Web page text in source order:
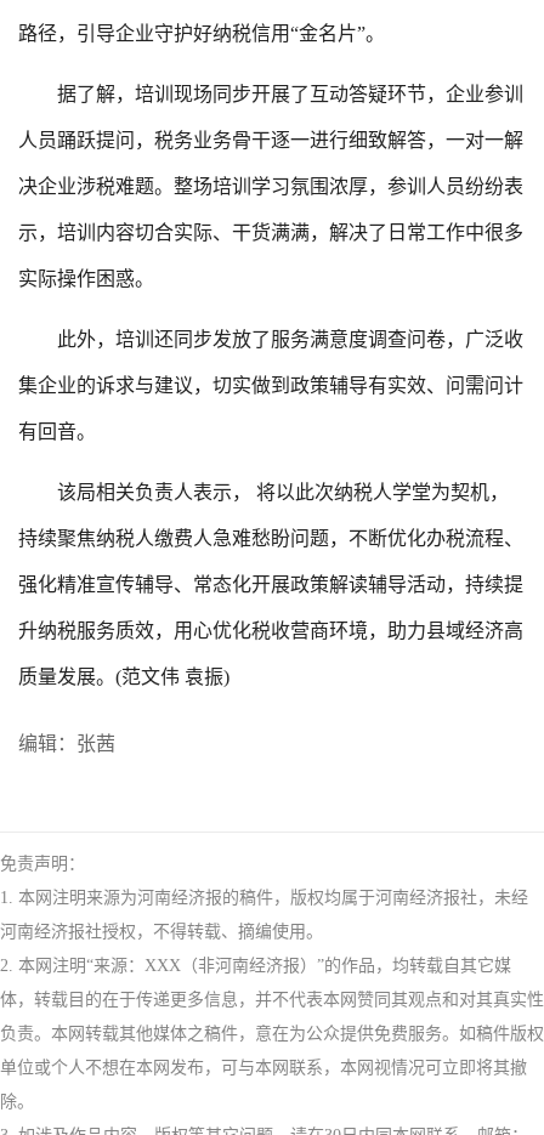
路径，引导企业守护好纳税信用“金名片”。
据了解，培训现场同步开展了互动答疑环节，企业参训
人员踊跃提问，税务业务骨干逐一进行细致解答，一对一解
决企业涉税难题。整场培训学习氛围浓厚，参训人员纷纷表
示，培训内容切合实际、干货满满，解决了日常工作中很多
实际操作困惑。
此外，培训还同步发放了服务满意度调查问卷，广泛收
集企业的诉求与建议，切实做到政策辅导有实效、问需问计
有回音。
该局相关负责人表示， 将以此次纳税人学堂为契机，
持续聚焦纳税人缴费人急难愁盼问题，不断优化办税流程、
强化精准宣传辅导、常态化开展政策解读辅导活动，持续提
升纳税服务质效，用心优化税收营商环境，助力县域经济高
质量发展。(范文伟 袁振)
编辑：张茜
免责声明：
1. 本网注明来源为河南经济报的稿件，版权均属于河南经济报社，未经
河南经济报社授权，不得转载、摘编使用。
2. 本网注明“来源：XXX（非河南经济报）”的作品，均转载自其它媒
体，转载目的在于传递更多信息，并不代表本网赞同其观点和对其真实性
负责。本网转载其他媒体之稿件，意在为公众提供免费服务。如稿件版权
单位或个人不想在本网发布，可与本网联系，本网视情况可立即将其撤
除。